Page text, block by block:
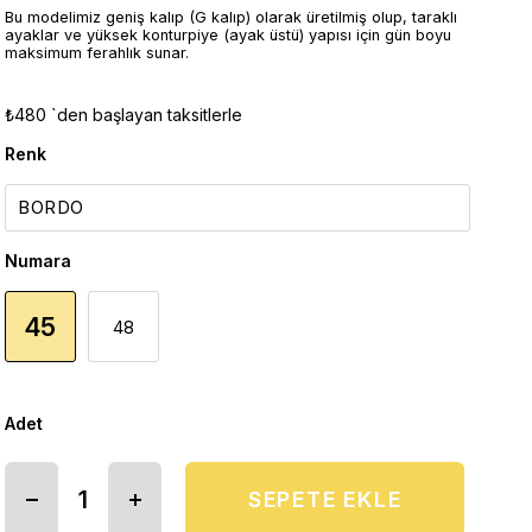
Bu modelimiz geniş kalıp (G kalıp) olarak üretilmiş olup, taraklı
ayaklar ve yüksek konturpiye (ayak üstü) yapısı için gün boyu
maksimum ferahlık sunar.
₺480 `den başlayan taksitlerle
Renk
Numara
45 48
Adet